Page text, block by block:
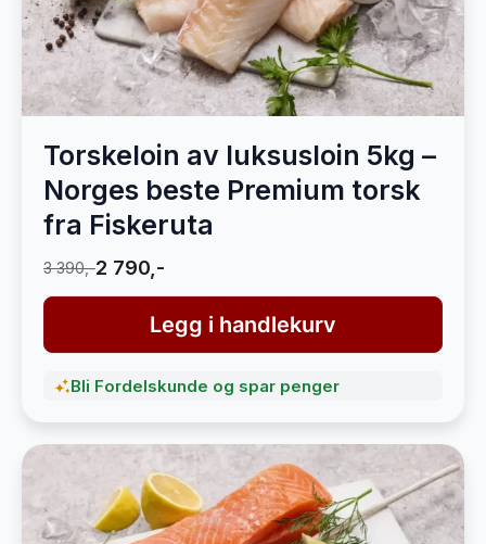
Torskeloin av luksusloin 5kg –
Norges beste Premium torsk
fra Fiskeruta
3 390,-2 790,-
Legg i handlekurv
Bli Fordelskunde og spar penger